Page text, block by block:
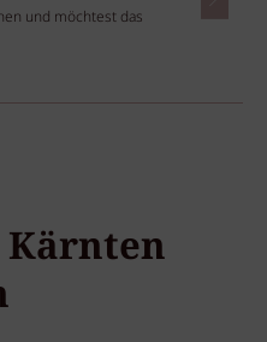
und möchtest das
Kärnten